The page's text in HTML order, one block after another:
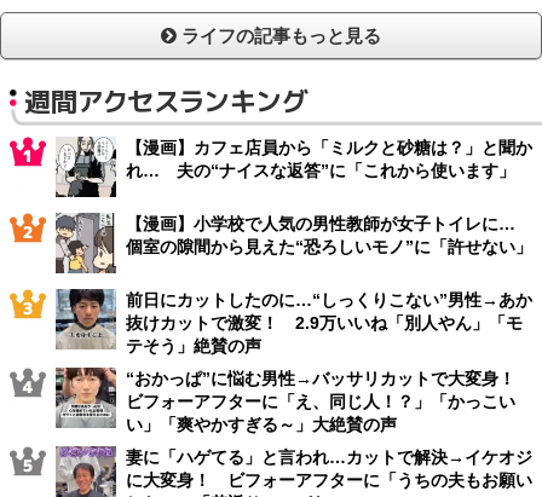
ライフの記事もっと見る
週間アクセスランキング
【漫画】カフェ店員から「ミルクと砂糖は？」と聞か
れ… 夫の“ナイスな返答”に「これから使います」
【漫画】小学校で人気の男性教師が女子トイレに…
個室の隙間から見えた“恐ろしいモノ”に「許せない」
前日にカットしたのに…“しっくりこない”男性→あか
抜けカットで激変！ 2.9万いいね「別人やん」「モ
テそう」絶賛の声
“おかっぱ”に悩む男性→バッサリカットで大変身！
ビフォーアフターに「え、同じ人！？」「かっこい
い」「爽やかすぎる～」大絶賛の声
妻に「ハゲてる」と言われ…カットで解決→イケオジ
に大変身！ ビフォーアフターに「うちの夫もお願い